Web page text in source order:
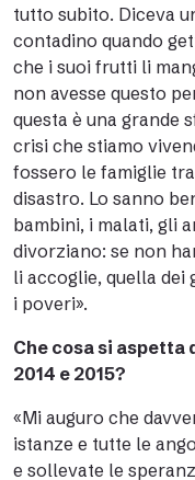
tutto subito. Diceva
contadino quando
che i suoi frutti li
non avesse questo
questa è una grande
crisi che stiamo
fossero le famiglie
disastro. Lo sanno
bambini, i malati, gli
divorziano: se non
li accoglie, quella dei
i poveri».
Che cosa si aspetta
2014 e 2015?
«Mi auguro che
istanze e tutte le
e sollevate le